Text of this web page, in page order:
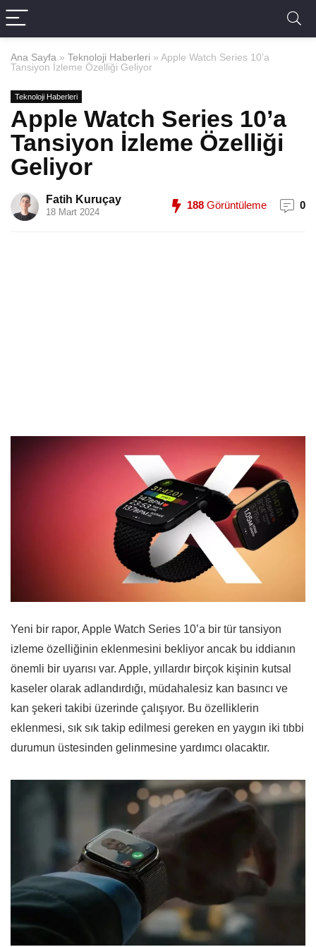
Ana Sayfa » Teknoloji Haberleri » Apple Watch Series 10’a
Tansiyon İzleme Özelliği Geliyor
Teknoloji Haberleri
Apple Watch Series 10’a
Tansiyon İzleme Özelliği
Geliyor
Fatih Kuruçay
18 Mart 2024
188 Görüntüleme 0
Yeni bir rapor, Apple Watch Series 10’a bir tür tansiyon
izleme özelliğinin eklenmesini bekliyor ancak bu iddianın
önemli bir uyarısı var. Apple, yıllardır birçok kişinin kutsal
kaseler olarak adlandırdığı, müdahalesiz kan basıncı ve
kan şekeri takibi üzerinde çalışıyor. Bu özelliklerin
eklenmesi, sık sık takip edilmesi gereken en yaygın iki tıbbi
durumun üstesinden gelinmesine yardımcı olacaktır.